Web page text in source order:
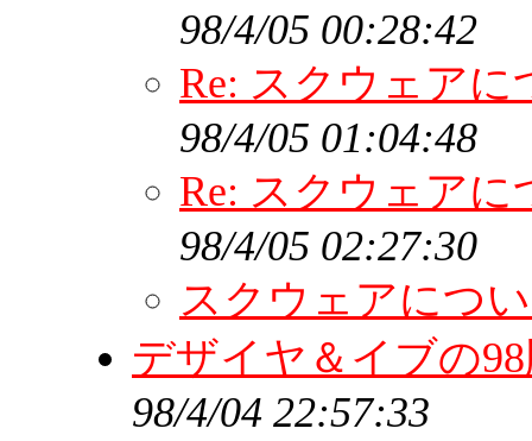
98/4/05 00:28:42
Re: スクウェア
98/4/05 01:04:48
Re: スクウェア
98/4/05 02:27:30
スクウェアにつ
デザイヤ＆イブの
98/4/04 22:57:33